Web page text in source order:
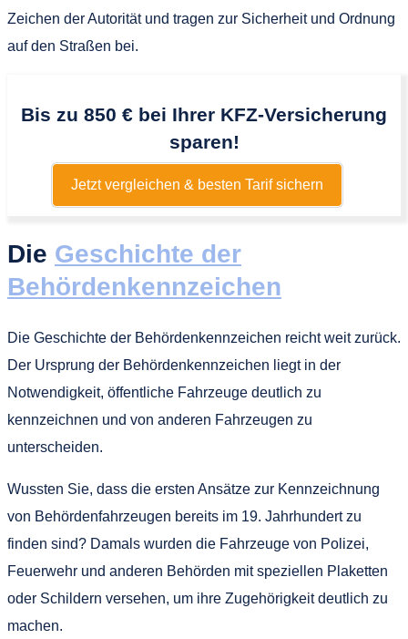
Zeichen der Autorität und tragen zur Sicherheit und Ordnung
auf den Straßen bei.
Bis zu 850 € bei Ihrer KFZ-Versicherung
sparen!
Jetzt vergleichen & besten Tarif sichern
Die Geschichte der
Behördenkennzeichen
Die Geschichte der Behördenkennzeichen reicht weit zurück.
Der Ursprung der Behördenkennzeichen liegt in der
Notwendigkeit, öffentliche Fahrzeuge deutlich zu
kennzeichnen und von anderen Fahrzeugen zu
unterscheiden.
Wussten Sie, dass die ersten Ansätze zur Kennzeichnung
von Behördenfahrzeugen bereits im 19. Jahrhundert zu
finden sind? Damals wurden die Fahrzeuge von Polizei,
Feuerwehr und anderen Behörden mit speziellen Plaketten
oder Schildern versehen, um ihre Zugehörigkeit deutlich zu
machen.